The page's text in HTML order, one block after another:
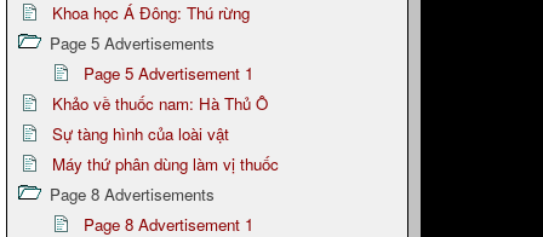
Khoa học Á Đông: Thú rừng
Page 5 Advertisements
Page 5 Advertisement 1
Khảo về thuốc nam: Hà Thủ Ô
Sự tàng hình của loài vật
Máy thứ phân dùng làm vị thuốc
Page 8 Advertisements
Page 8 Advertisement 1